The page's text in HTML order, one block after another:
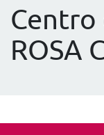
Centro
ROSA